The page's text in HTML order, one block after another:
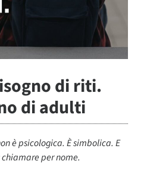
di riti.
di adulti
è psicologica. È simbolica. E
per nome.